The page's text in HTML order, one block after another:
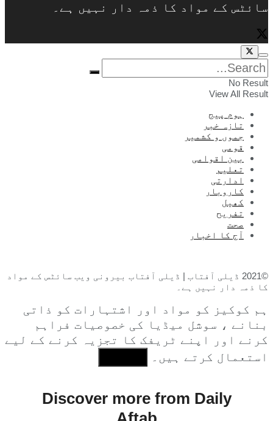
سائٹس کے مواد کا ذمہ دار نہیں ہے۔
No Result
View All Result
ہوم پیج
تازہ خبر
جموں و کشمیر
قومی
بین اقوامی
تعلیم
ادارتی
کاروبار
کھیل
تفریح
صحت
آج کا اخبار
©2021 ڈیلی آفتاب | ڈیلی آفتاب بیرونی ویب سائٹس کے مواد
کا ذمہ دار نہیں ہے۔
ہم کوکیز کو مواد اور اشتہارات کو ذاتی
بنانے ، سوشل میڈیا کی خصوصیات فراہم
کرنے اور اپنے ٹریفک کا تجزیہ کرنے کے لیے
استعمال کرتے ہیں۔
Discover more from Daily